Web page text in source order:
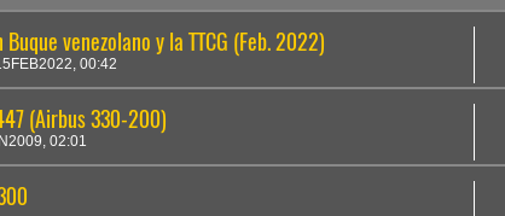
venezolano y la TTCG (Feb. 2022)
00:42
(Airbus 330-200)
02:01